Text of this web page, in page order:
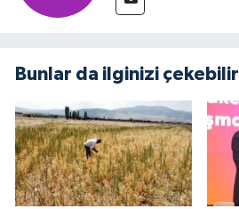
Bunlar da ilginizi çekebilir